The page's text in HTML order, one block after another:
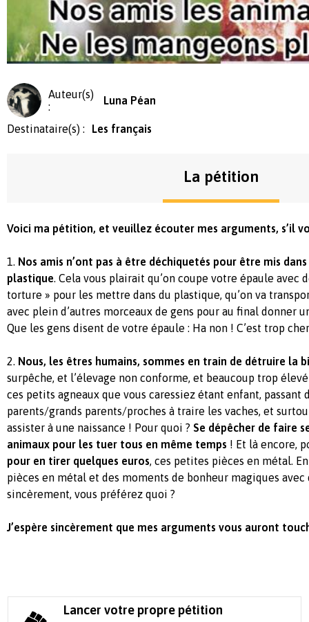
Auteur(s)
:
Luna Péan
Destinataire(s) : Les français
La pétition
Voici ma pétition, et veuillez écouter mes arguments, s’il
1. Nos amis n’ont pas à être déchiquetés pour être mis
plastique. Cela vous plairait qu’on coupe votre épaule avec
torture » pour les mettre dans du plastique, qu’on va
avec plein d’autres morceaux de gens pour au final donner
Que les gens disent de votre épaule : Ha non ! C’est trop
2. Nous, les êtres humains, sommes en train de détruire la
surpêche, et l’élevage non conforme, et beaucoup trop
ces petits agneaux que vous caressiez étant enfant, passant
parents/grands parents/proches à traire les vaches, et
assister à une naissance ! Pour quoi ? Se dépêcher de faire
animaux pour les tuer tous en même temps ! Et là encore,
pour en tirer quelques euros, ces petites pièces en métal.
pièces en métal et des moments de bonheur magiques avec
sincèrement, vous préférez quoi ?
J’espère sincèrement que mes arguments vous auront
Lancer votre propre pétition